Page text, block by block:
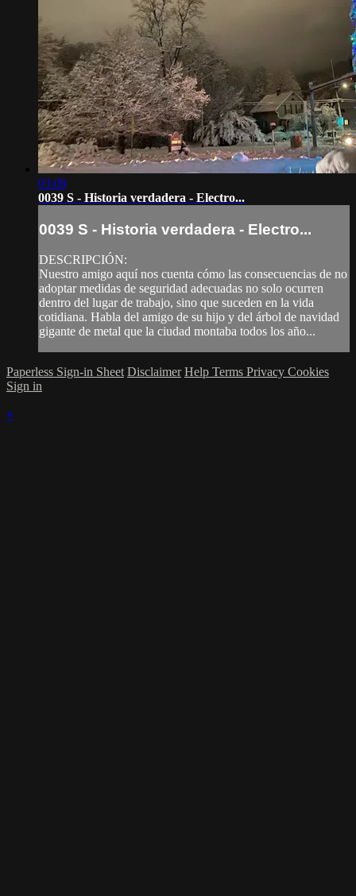
03:09
0039 S - Historia verdadera - Electro...
0039 S - Historia verdadera - Electro...
DESCRIPCIÓN:
Nuestro amigo aquí nos cuenta cómo las consecuencias de no
adoptar medidas de seguridad adecuadas no solo ocurren
dentro del lugar de trabajo, sino que suceden en la vida
cotidiana. Habla del amigo de su hijo y del árbol de navidad
gigante de metal que la ciudad montaba todos los año...
Paperless Sign-in Sheet Disclaimer Help Terms Privacy Cookies
Sign in
×